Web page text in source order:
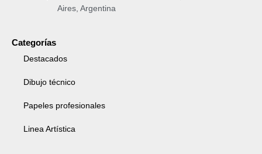
Aires, Argentina
Categorías
Destacados
Dibujo técnico
Papeles profesionales
Linea Artística